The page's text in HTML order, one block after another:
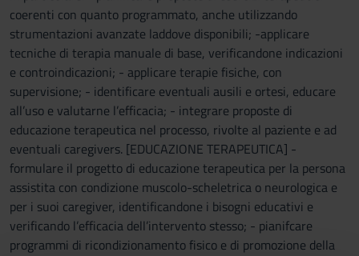
coerenti con quanto programmato, anche utilizzando
strumentazioni avanzate laddove disponibili; -applicare
tecniche di terapia manuale di base, verificandone indicazioni
e controindicazioni; - applicare terapie fisiche, con
supervisione; - identificare eventuali ausili e ortesi, educare
all’uso e valutarne l’efficacia; - integrare proposte di
educazione terapeutica nel processo, rivolte al paziente e ad
eventuali caregivers. [EDUCAZIONE TERAPEUTICA] -
formulare il progetto di educazione terapeutica per la persona
assistita con condizione muscolo-scheletrica o neurologica e
per i suoi caregiver, identificandone i bisogni educativi e
verificando l’efficacia dell’intervento stesso; - pianifcare
programmi di ricondizionamento fisico e di promozione della